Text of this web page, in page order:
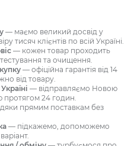
— маємо великий досвід у
тисяч клієнтів по всій Україні.
— кожен товар проходить
та очищення.
— офіційна гарантія від 14
від товару.
— відправляємо Новою
24 годин.
прямим поставкам без
— підкажемо, допоможемо